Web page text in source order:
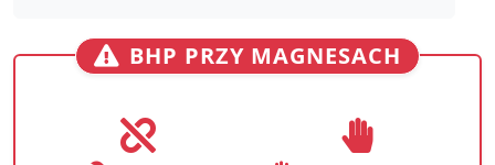
BHP PRZY MAGNESACH